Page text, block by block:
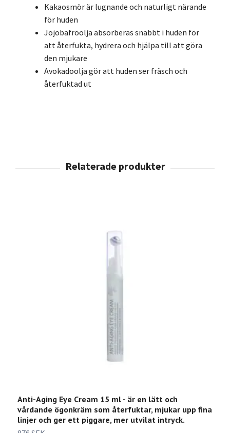
Kakaosmör är lugnande och naturligt närande
för huden
Jojobafröolja absorberas snabbt i huden för
att återfukta, hydrera och hjälpa till att göra
den mjukare
Avokadoolja gör att huden ser fräsch och
återfuktad ut
Anti-Aging Eye Cream 15 ml - är en lätt och
vårdande ögonkräm som återfuktar, mjukar upp fina
linjer och ger ett piggare, mer utvilat intryck.